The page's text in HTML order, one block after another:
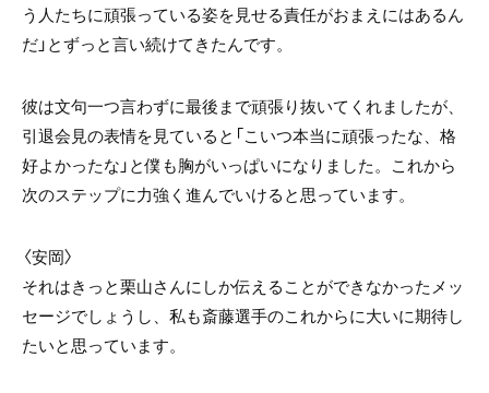
う人たちに頑張っている姿を見せる責任がおまえにはあるん
だ」とずっと言い続けてきたんです。
彼は文句一つ言わずに最後まで頑張り抜いてくれましたが、
引退会見の表情を見ていると「こいつ本当に頑張ったな、格
好よかったな」と僕も胸がいっぱいになりました。これから
次のステップに力強く進んでいけると思っています。
〈安岡〉
それはきっと栗山さんにしか伝えることができなかったメッ
セージでしょうし、私も斎藤選手のこれからに大いに期待し
たいと思っています。